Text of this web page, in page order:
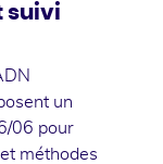
suivi
un
06 pour
méthodes